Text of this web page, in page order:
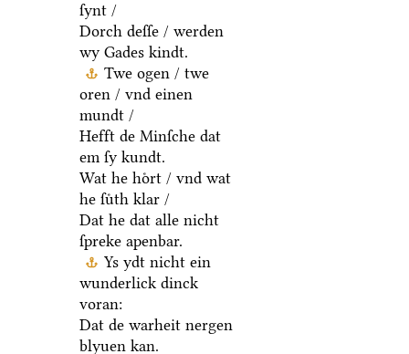
ſynt /
Dorch deſſe / werden
wy Gades kindt.
Twe ogen / twe
oren / vnd einen
mundt /
Hefft de Minſche dat
em ſy kundt.
Wat he hoͤrt / vnd wat
he ſuͤth klar /
Dat he dat alle nicht
ſpreke apenbar.
Ys ydt nicht ein
wunderlick dinck
voran:
Dat de warheit nergen
blyuen kan.